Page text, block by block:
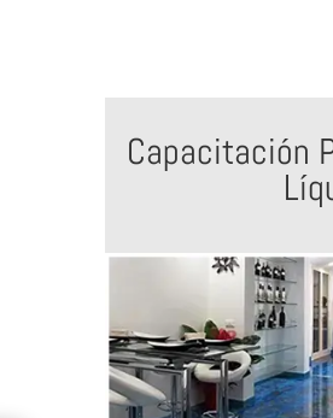
Capacitación